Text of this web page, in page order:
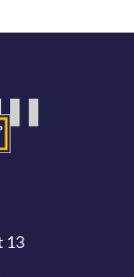
13